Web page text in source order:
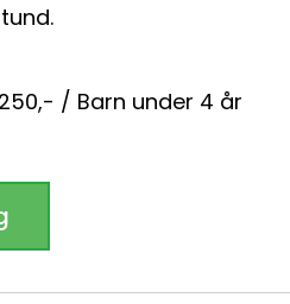
/ Barn under 4 år